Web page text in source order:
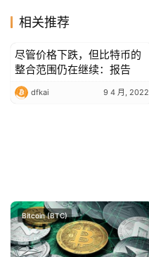
相关推荐
Bitcoin (BTC)
尽管价格下跌，但比特币的
整合范围仍在继续：报告
dfkai 9 4 月, 2022
Bitcoin (BTC)